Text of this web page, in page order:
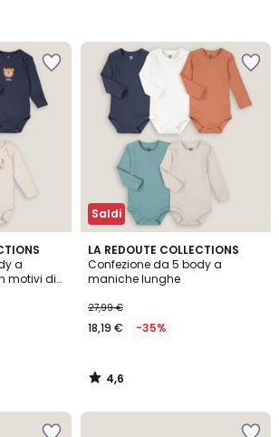
a
motivi di
Saldi
LA REDOUTE COLLECTIONS
Confezione da 5 body a
maniche lunghe
27,99 €
18,19 € -35%
4,6
/ 5
4,6
/